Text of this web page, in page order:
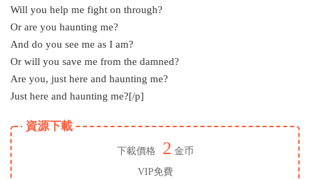
Will you help me fight on through?
Or are you haunting me?
And do you see me as I am?
Or will you save me from the damned?
Are you, just here and haunting me?
Just here and haunting me?[/p]
資源下載
下載價格 2 金币
VIP免費